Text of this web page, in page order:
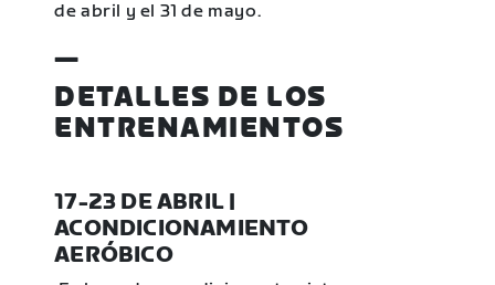
de abril y el 31 de mayo.
—
DETALLES DE LOS
ENTRENAMIENTOS
17-23 DE ABRIL |
ACONDICIONAMIENTO
AERÓBICO